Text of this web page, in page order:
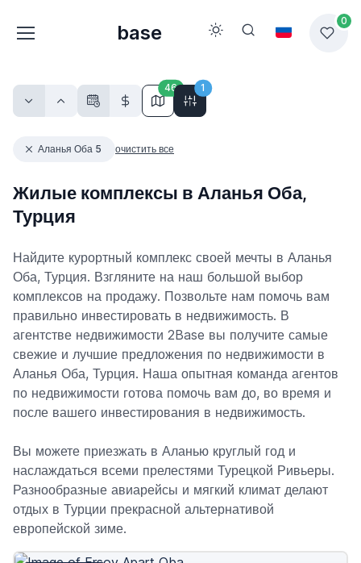
base
0
46 1
Аланья Оба 5 очистить все
Жилые комплексы в Аланья Оба,
Турция
Найдите курортный комплекс своей мечты в Аланья
Оба, Турция. Взгляните на наш большой выбор
комплексов на продажу. Позвольте нам помочь вам
правильно инвестировать в недвижимость. В
агентстве недвижимости 2Base вы получите самые
свежие и лучшие предложения по недвижимости в
Аланья Оба, Турция. Наша опытная команда агентов
по недвижимости готова помочь вам до, во время и
после вашего инвестирования в недвижимость.
Вы можете приезжать в Аланью круглый год и
наслаждаться всеми прелестями Турецкой Ривьеры.
Разнообразные авиарейсы и мягкий климат делают
отдых в Турции прекрасной альтернативой
европейской зиме.